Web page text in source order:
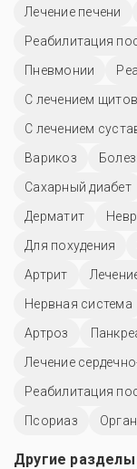
Лечение печени
Реабилитация
Пневмонии
С лечением
С лечением
Варикоз
Сахарный диабет
Дерматит
Для похудения
Артрит
Нервная система
Артроз
Лечение
Реабилитация
Псориаз
Другие разделы